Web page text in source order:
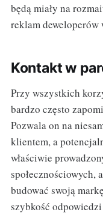
będą miały na
reklam
Kontakt w
Przy wszystkich
bardzo często
Pozwala on na
klientem, a
właściwie
społecznościowych,
budować swoją
szybkość